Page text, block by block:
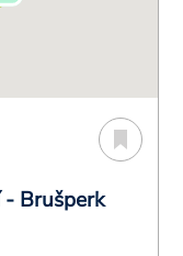
- Brušperk